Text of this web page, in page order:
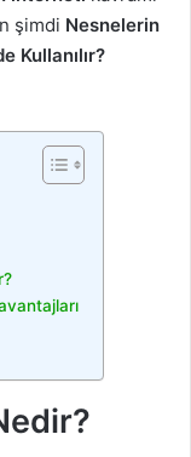
şimdi Nesnelerin
Kullanılır?